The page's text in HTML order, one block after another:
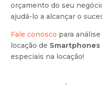
orçamento do seu
ajudá-lo a alcançar o
Fale conosco para
locação de Smartphones
especiais na locação!